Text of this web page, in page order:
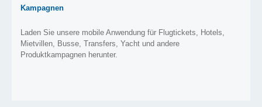
Kampagnen
Laden Sie unsere mobile Anwendung für Flugtickets, Hotels,
Mietvillen, Busse, Transfers, Yacht und andere
Produktkampagnen herunter.